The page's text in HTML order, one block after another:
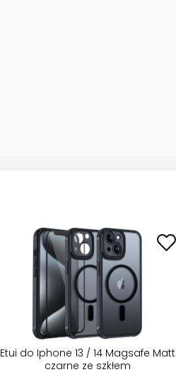
Etui do Iphone 13 / 14 Magsafe Matt
czarne ze szkłem